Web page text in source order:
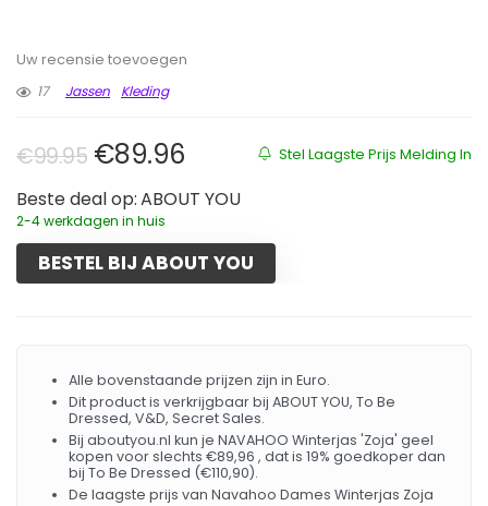
Uw recensie toevoegen
17
Jassen Kleding
Stel Laagste Prijs Melding In
€99.95 Oorspronkelijke prijs was:
€89.96Huidige prijs is: €89.96.
Beste deal op: ABOUT YOU
2-4 werkdagen in huis
BESTEL BIJ ABOUT YOU
Alle bovenstaande prijzen zijn in Euro.
Dit product is verkrijgbaar bij ABOUT YOU, To Be
Dressed, V&D, Secret Sales.
Bij aboutyou.nl kun je NAVAHOO Winterjas 'Zoja' geel
kopen voor slechts €89,96 , dat is 19% goedkoper dan
bij To Be Dressed (€110,90).
De laagste prijs van Navahoo Dames Winterjas Zoja